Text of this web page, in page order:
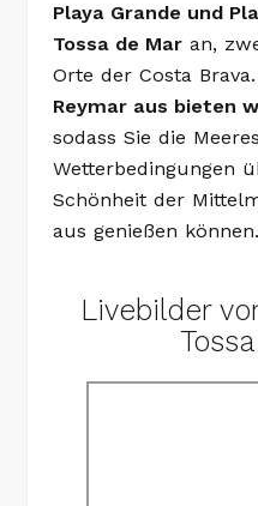
IN TOSSA DE MAR
AN DER COSTA
BRAVA
Playa Grande und
Tossa de Maran,
Orte der Costa
Reymar aus bieten
sodass Sie die
Wetterbedingungen
Schönheit der
aus genießen können.
Livebilder